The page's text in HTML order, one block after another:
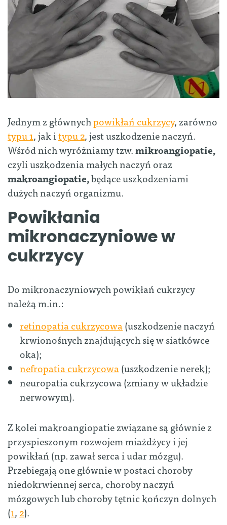
Jednym z głównychpowikłań cukrzycy, zarówno
typu 1, jak itypu 2, jest uszkodzenie naczyń.
Wśród nich wyróżniamy tzw.mikroangiopatie,
czyli uszkodzenia małych naczyń oraz
makroangiopatie,będące uszkodzeniami
dużych naczyń organizmu.
Powikłania
mikronaczyniowe w
cukrzycy
Do mikronaczyniowych powikłań cukrzycy
należą m.in.:
retinopatia cukrzycowa(uszkodzenie naczyń
krwionośnych znajdujących się w siatkówce
oka);
nefropatia cukrzycowa(uszkodzenie nerek);
neuropatia cukrzycowa (zmiany w układzie
nerwowym).
Z kolei makroangiopatie związane są głównie z
przyspieszonym rozwojem miażdżycy i jej
powikłań (np. zawał serca i udar mózgu).
Przebiegają one głównie w postaci choroby
niedokrwiennej serca, choroby naczyń
mózgowych lub choroby tętnic kończyn dolnych
(1,2).